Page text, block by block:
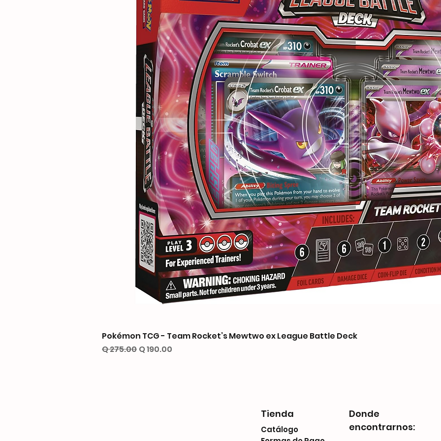
Pokémon TCG - Team Rocket’s Mewtwo ex League Battle Deck
Precio
Q 275.00 Precio de oferta
Q 190.00
Tienda
Catálogo
Donde
encontrarnos: